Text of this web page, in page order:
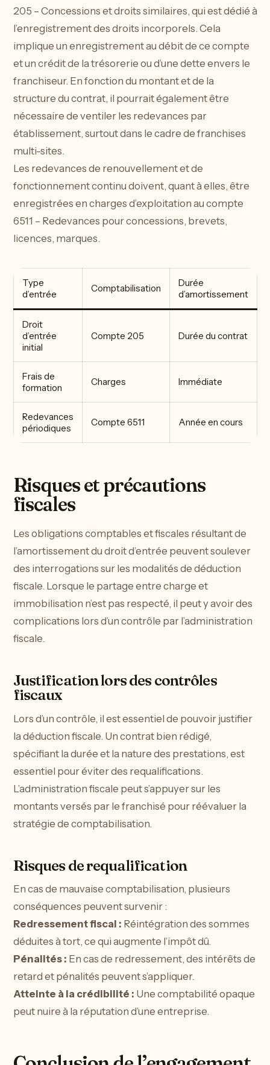
205 – Concessions et droits similaires, qui est dédié à
l’enregistrement des droits incorporels. Cela
implique un enregistrement au débit de ce compte
et un crédit de la trésorerie ou d’une dette envers le
franchiseur. En fonction du montant et de la
structure du contrat, il pourrait également être
nécessaire de ventiler les redevances par
établissement, surtout dans le cadre de franchises
multi-sites.
Les redevances de renouvellement et de
fonctionnement continu doivent, quant à elles, être
enregistrées en charges d’exploitation au compte
6511 – Redevances pour concessions, brevets,
licences, marques.
Type
d’entrée
Comptabilisation
Durée
d’amortissement
Droit
d’entrée
initial
Compte 205 Durée du contrat
Frais de
formation
Charges Immédiate
Redevances
périodiques
Compte 6511 Année en cours
Risques et précautions
fiscales
Les obligations comptables et fiscales résultant de
l’amortissement du droit d’entrée peuvent soulever
des interrogations sur les modalités de déduction
fiscale. Lorsque le partage entre charge et
immobilisation n’est pas respecté, il peut y avoir des
complications lors d’un contrôle par l’administration
fiscale.
Justification lors des contrôles
fiscaux
Lors d’un contrôle, il est essentiel de pouvoir justifier
la déduction fiscale. Un contrat bien rédigé,
spécifiant la durée et la nature des prestations, est
essentiel pour éviter des requalifications.
L’administration fiscale peut s’appuyer sur les
montants versés par le franchisé pour réévaluer la
stratégie de comptabilisation.
Risques de requalification
En cas de mauvaise comptabilisation, plusieurs
conséquences peuvent survenir :
Redressement fiscal : Réintégration des sommes
déduites à tort, ce qui augmente l’impôt dû.
Pénalités : En cas de redressement, des intérêts de
retard et pénalités peuvent s’appliquer.
Atteinte à la crédibilité : Une comptabilité opaque
peut nuire à la réputation d’une entreprise.